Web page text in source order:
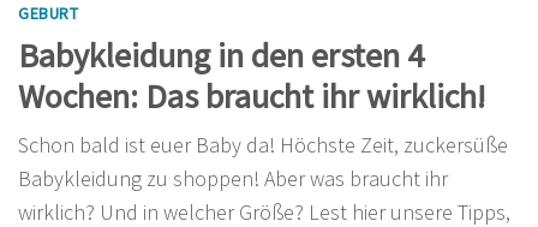
GEBURT
Babykleidung in den ersten 4
Wochen: Das braucht ihr wirklich!
Schon bald ist euer Baby da! Höchste Zeit, zuckersüße
Babykleidung zu shoppen! Aber was braucht ihr
wirklich? Und in welcher Größe? Lest hier unsere Tipps,